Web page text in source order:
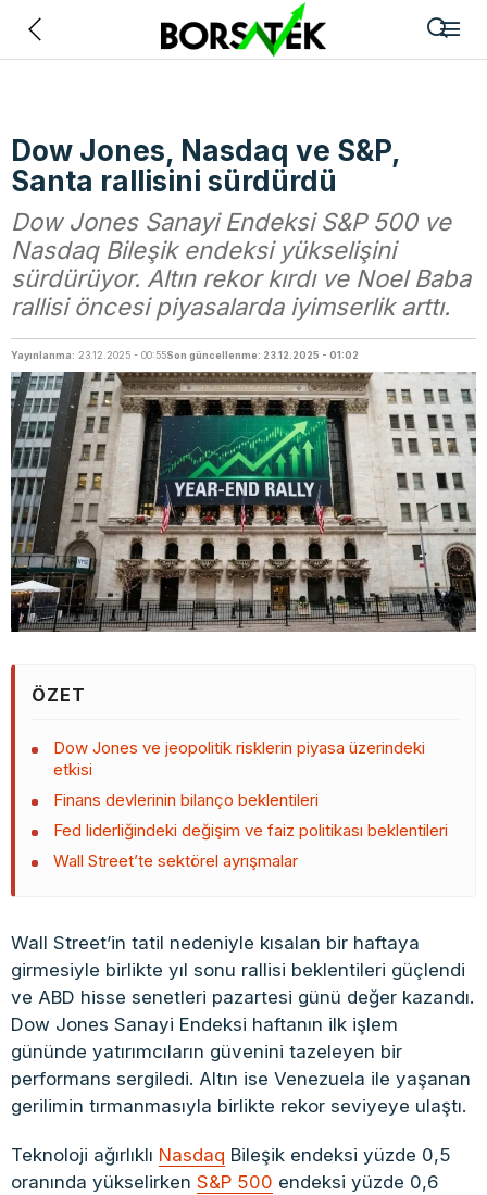
Dow Jones, Nasdaq ve S&P,
Santa rallisini sürdürdü
Dow Jones Sanayi Endeksi S&P 500 ve
Nasdaq Bileşik endeksi yükselişini
sürdürüyor. Altın rekor kırdı ve Noel Baba
rallisi öncesi piyasalarda iyimserlik arttı.
Yayınlanma: 23.12.2025 - 00:55Son güncellenme: 23.12.2025 - 01:02
ÖZET
Dow Jones ve jeopolitik risklerin piyasa üzerindeki
etkisi
Finans devlerinin bilanço beklentileri
Fed liderliğindeki değişim ve faiz politikası beklentileri
Wall Street’te sektörel ayrışmalar
Wall Street’in tatil nedeniyle kısalan bir haftaya
girmesiyle birlikte yıl sonu rallisi beklentileri güçlendi
ve ABD hisse senetleri pazartesi günü değer kazandı.
Dow Jones Sanayi Endeksi haftanın ilk işlem
gününde yatırımcıların güvenini tazeleyen bir
performans sergiledi. Altın ise Venezuela ile yaşanan
gerilimin tırmanmasıyla birlikte rekor seviyeye ulaştı.
Teknoloji ağırlıklı Nasdaq Bileşik endeksi yüzde 0,5
oranında yükselirken S&P 500 endeksi yüzde 0,6